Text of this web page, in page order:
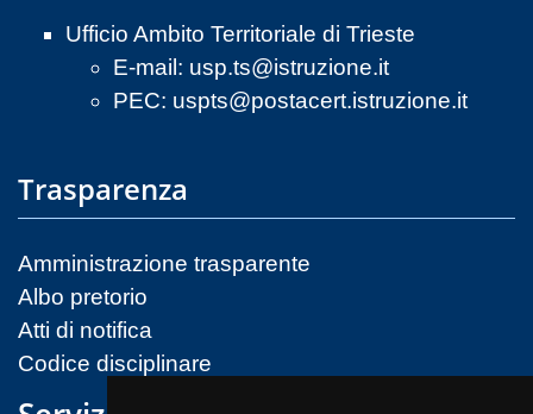
Ufficio Ambito Territoriale di Trieste
E-mail: usp.ts@istruzione.it
PEC: uspts@postacert.istruzione.it
Trasparenza
Amministrazione trasparente
Albo pretorio
Atti di notifica
Codice disciplinare